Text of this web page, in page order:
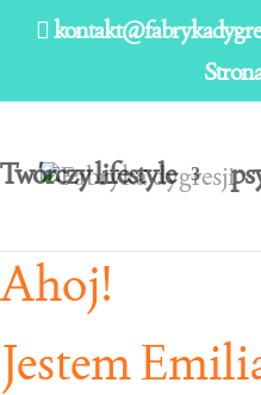
Twórczy lifestyle
Ahoj!
Jestem